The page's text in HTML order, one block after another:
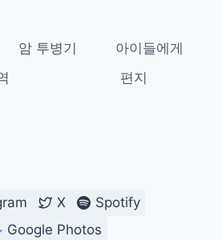
암 투병기
아이들에게
편지
X
Spotify
Google Photos